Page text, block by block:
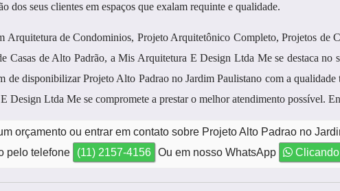
dos seus clientes em espaços que exalam requinte e qualidade.
Arquitetura de Condominios, Projeto Arquitetônico Completo, Projetos de
Casas de Alto Padrão, a Mis Arquitetura E Design Ltda Me se destaca
de disponibilizar Projeto Alto Padrao no Jardim Paulistano com a
Design Ltda Me se compromete a prestar o melhor atendimento possível.
orçamento ou entrar em contato sobre Projeto Alto Padrao no
pelo telefone
(11) 2157-4156 Ou em nosso WhatsApp Clicando